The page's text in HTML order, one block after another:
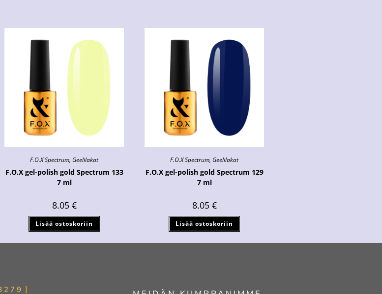
F.O.X Spectrum, Geelilakat
F.O.X gel-polish gold Spectrum 133
7 ml
8.05 €
Lisää ostoskoriin
F.O.X Spectrum, Geelilakat
F.O.X gel-polish gold Spectrum 129
7 ml
8.05 €
Lisää ostoskoriin